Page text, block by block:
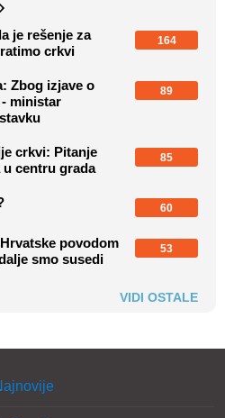
je rešenje za
crkvi
164
Zbog izjave o
ministar
89
crkvi: Pitanje
centru grada
85
60
povodom
smo susedi
53
VIDI OSTALE